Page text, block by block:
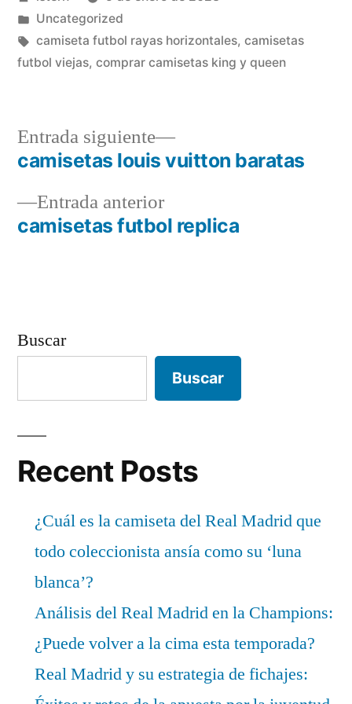
por
Publicado
en
Uncategorized
Etiquetas:
camiseta futbol rayas horizontales, camisetas
futbol viejas, comprar camisetas king y queen
Navegación
deEntrada anteriorEntrada
anterior:
camisetas futbol replica
Entrada siguiente
Entrada
siguiente:
camisetas louis vuitton baratas
Buscar
Buscar
Recent Posts
¿Cuál es la camiseta del Real Madrid que
todo coleccionista ansía como su ‘luna
blanca’?
Análisis del Real Madrid en la Champions:
¿Puede volver a la cima esta temporada?
Real Madrid y su estrategia de fichajes: